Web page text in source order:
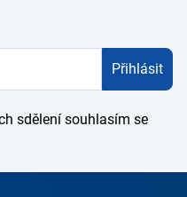
Přihlásit
sdělení souhlasím se